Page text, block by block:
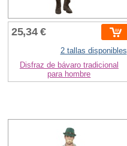
25,34 €
2 tallas disponibles
Disfraz de bávaro tradicional
para hombre